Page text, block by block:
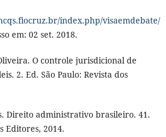
index.php/visaemdebate/
em: 02 set. 2018.
O controle jurisdicional de
2. Ed. São Paulo: Revista dos
Direito administrativo brasileiro. 41.
Editores, 2014.